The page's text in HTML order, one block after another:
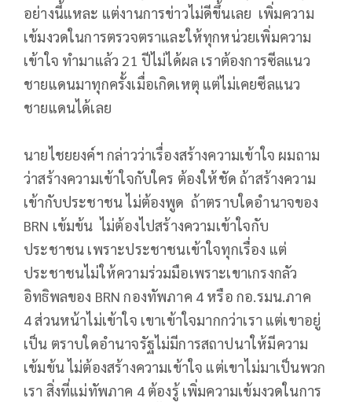
อย่างนี้แหละ แต่งานการข่าวไม่ดีขึ้นเลย เพิ่มความ
เข้มงวดในการตรวจตราและให้ทุกหน่วยเพิ่มความ
เข้าใจ ทำมาแล้ว 21 ปีไม่ได้ผล เราต้องการซีลแนว
ชายแดนมาทุกครั้งเมื่อเกิดเหตุ แต่ไม่เคยซีลแนว
ชายแดนได้เลย
นายไชยยงค์ฯ กล่าวว่าเรื่องสร้างความเข้าใจ ผมถาม
ว่าสร้างความเข้าใจกับใคร ต้องให้ชัด ถ้าสร้างความ
เข้ากับประชาชน ไม่ต้องพูด ถ้าตราบใดอำนาจของ
BRN เข้มข้น ไม่ต้องไปสร้างความเข้าใจกับ
ประชาชน เพราะประชาชนเข้าใจทุกเรื่อง แต่
ประชาชนไม่ให้ความร่วมมือเพราะเขาเกรงกลัว
อิทธิพลของ BRN กองทัพภาค 4 หรือ กอ.รมน.ภาค
4 ส่วนหน้าไม่เข้าใจ เขาเข้าใจมากกว่าเรา แต่เขาอยู่
เป็น ตราบใดอำนาจรัฐไม่มีการสถาปนาให้มีความ
เข้มข้น ไม่ต้องสร้างความเข้าใจ แต่เขาไม่มาเป็นพวก
เรา สิ่งที่แม่ทัพภาค 4 ต้องรู้ เพิ่มความเข้มงวดในการ